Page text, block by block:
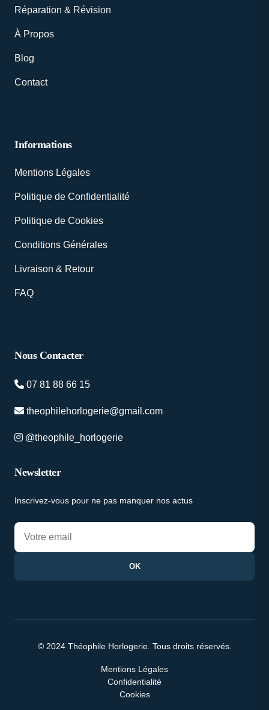
Réparation & Révision
À Propos
Blog
Contact
Informations
Mentions Légales
Politique de Confidentialité
Politique de Cookies
Conditions Générales
Livraison & Retour
FAQ
Nous Contacter
07 81 88 66 15
theophilehorlogerie@gmail.com
@theophile_horlogerie
Newsletter
Inscrivez-vous pour ne pas manquer nos actus
OK
© 2024 Théophile Horlogerie. Tous droits réservés.
Mentions Légales
Confidentialité
Cookies